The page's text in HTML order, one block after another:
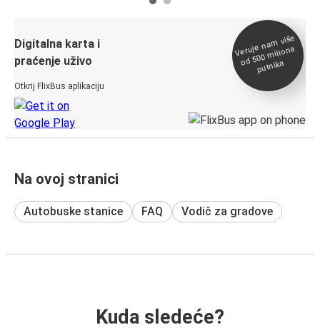
Digitalna karta i
praćenje uživo
Otkrij FlixBus aplikaciju
Veruje na
m više
od 500
miliona
putnika
Na ovoj stranici
Autobuske stanice FAQ Vodič za gradove
Kuda sledeće?